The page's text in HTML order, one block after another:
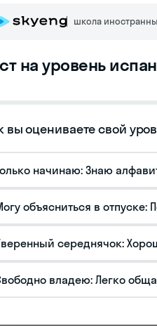
печь
машина
и кухонные
приготовления пищи:
школа
на уровень
вы оцениваете свой
начинаю: Знаю
объясниться в
середнячок:
владею: Легко